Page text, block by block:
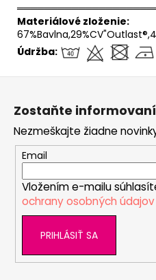
Materiálové zloženie:
Údržba:
Zostaňte informovaní
Nezmeškajte žiadne
Email
Vložením e-mailu
ochrany osobných údajov
PRIHLÁSIŤ SA